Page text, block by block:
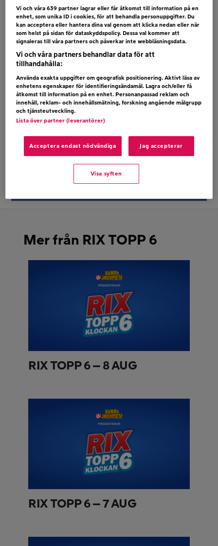
´T WAIT)
6 ( 5) LANCE & LINTON – BEST TIME´S
RIGHT NOW
Bubblare
TOM WALKER – BETTER HALF OF ME
(REMIX)
LITTLE LINDER – SÄG MIG VAR DU STÅR
JUNG – FOLLOW YOUR HEART
Dela på twitter
Mer från RIX TOPP 6
RIX TOPP 6 – 8 AUG
RIX TOPP 6 – 7 AUG
Vi och våra639 partner lagrar eller får åtkomst till information på en
enhet, som unika ID i cookies, för att behandla personuppgifter. Du
kan acceptera eller hantera dina val genom att klicka nedan eller när
som helst på sidan för dataskyddspolicy. Dessa val kommer att
signaleras till våra partners och påverkar inte webbläsningsdata.
Vi och våra partners behandlar data för att
tillhandahålla:
Använda exakta uppgifter om geografisk positionering. Aktivt läsa av
enhetens egenskaper för identifieringsändamål. Lagra och/eller få
åtkomst till information på en enhet. Personanpassad reklam och
innehåll, reklam- och innehållsmätning, forskning angående målgrupp
och tjänsteutveckling.
Lista över partner (leverantörer)
Acceptera endast nödvändiga Jag accepterar
Visa syften